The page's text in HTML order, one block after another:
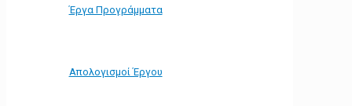
Έργα Προγράμματα
Απολογισμοί Έργου